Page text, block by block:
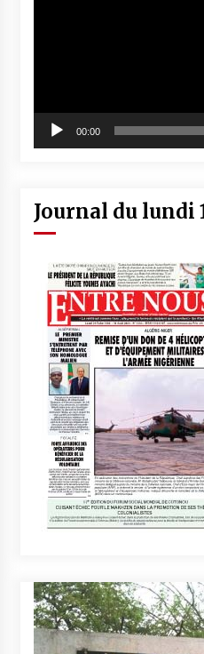
00:00
Journal du lundi